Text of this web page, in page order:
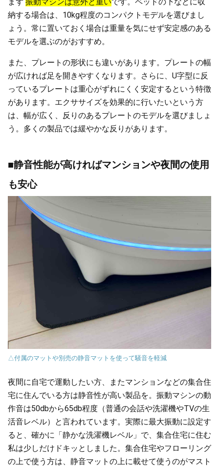
納する場合は、10kg程度のコンパクトモデルを選びまし
ょう。常に置いておく場合は重量を気にせず安定感のある
モデルを選ぶのがおすすめ。
また、プレートの形状にも違いがあります。プレートの幅
が広ければ足を開きやすくなります。さらに、U字型に反
っているプレートは重心がずれにくく安定するという特徴
があります。エクササイズを効果的に行いたいという方
は、幅が広く、反りのあるプレートのモデルを選びましょ
う。多くの製品では緩やかな反りがあります。
■静音性能が高ければマンションや夜間の使用
も安心
△付属のマットや別売の静音マットを使って騒音を軽減
夜間に自宅で運動したい方、またマンションなどの集合住
宅に住んでいる方は静音性が高い製品を。振動マシンの動
作音は50dbから65db程度（普通の会話や洗濯機やTVの生
活音レベル）と言われています。実際に最大振動に設定す
ると、確かに「静かな洗濯機レベル」で、集合住宅に住む
私は少しだけドキッとしました。集合住宅やフローリング
の上で使う方は、静音マットの上に載せて使うのがマスト